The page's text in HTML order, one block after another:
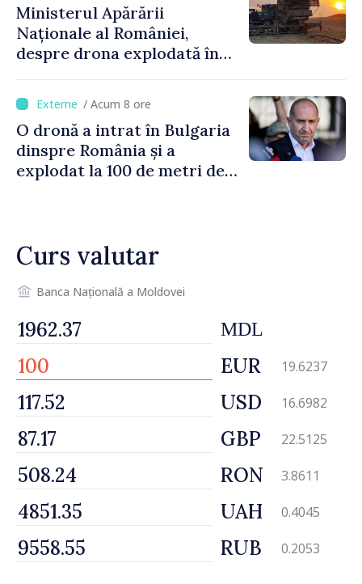
Ministerul Apărării
Naționale al României,
despre drona explodată în
nu au detectat niciun
vehicul aerian”
/ Acum 8 ore
O dronă a intrat în Bulgaria
dinspre România și a
explodat la 100 de metri de
Curs valutar
Banca Națională a Moldovei
MDL
EUR 19.6237
USD 16.6982
GBP 22.5125
RON 3.8611
UAH 0.4045
RUB 0.2053